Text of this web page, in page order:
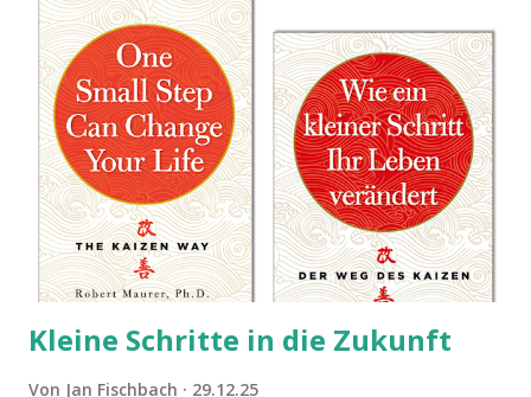
Kleine Schritte in die Zukunft
Von Jan Fischbach 29.12.25